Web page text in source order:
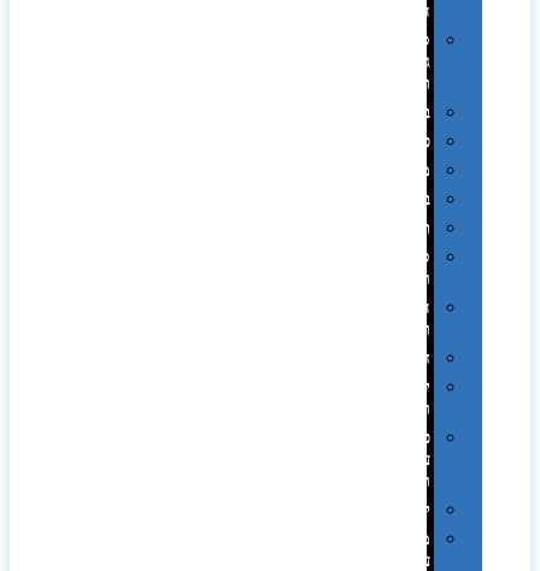
היקפי
סוללות
גיבוי
ומטענים
ביגוד
כובעים
מגבות
בקבוקים
תרמי
ספלים
וכוסות
הוקרה
ואומנות
חגים
יין
ומארזים
כלי
עבודה
ופנסים
למטבח
מוצרי
עור